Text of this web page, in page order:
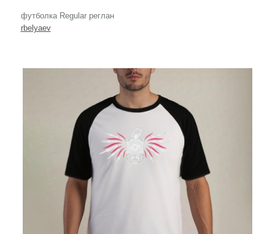
футболка Regular реглан
rbelyaev